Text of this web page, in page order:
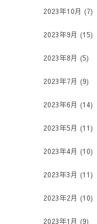
2023年10月 (7)
2023年9月 (15)
2023年8月 (5)
2023年7月 (9)
2023年6月 (14)
2023年5月 (11)
2023年4月 (10)
2023年3月 (11)
2023年2月 (10)
2023年1月 (9)